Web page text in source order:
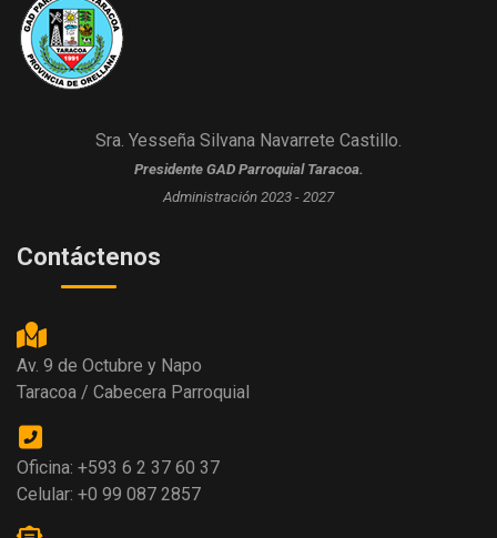
calendar
Sra. Yesseña Silvana Navarrete Castillo.
Presidente GAD Parroquial Taracoa.
Administración 2023 - 2027
Contáctenos
Av. 9 de Octubre y Napo
Taracoa / Cabecera Parroquial
Oficina: +593 6 2 37 60 37
Celular: +0 99 087 2857